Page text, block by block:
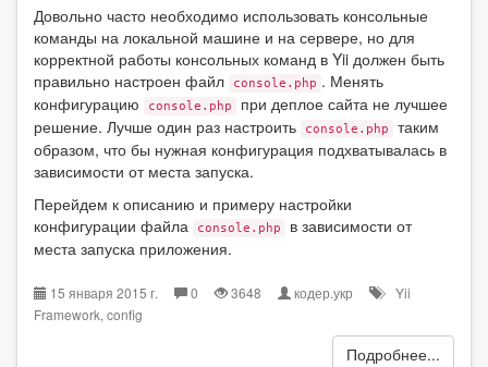
Довольно часто необходимо использовать консольные
команды на локальной машине и на сервере, но для
корректной работы консольных команд в Yii должен быть
правильно настроен файл
console.php . Менять
конфигурацию
console.php
при деплое сайта не лучшее
решение. Лучше один раз настроить
console.php
таким
образом, что бы нужная конфигурация подхватывалась в
зависимости от места запуска.
Перейдем к описанию и примеру настройки
конфигурации файла
console.php
в зависимости от
места запуска приложения.
15 января 2015 г. 0 3648 кодер.укр
Yii
Framework, config
Подробнее...